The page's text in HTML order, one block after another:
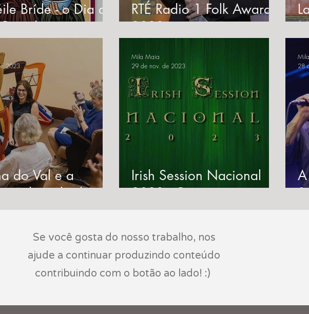
Bríde - o Dia de
RTÉ Radio 1 Folk Awards
2023
do Val e a
do título de
como 'Capital
2023
Irish Session Nacional
2023 - Como se
preparar para a grande
session na próxima
semana!
Mila Maia
29 de nov. de 2023
28
Se você gosta do nosso trabalho, nos
ajude a continuar produzindo conteúdo
contribuindo com o botão ao lado! :)